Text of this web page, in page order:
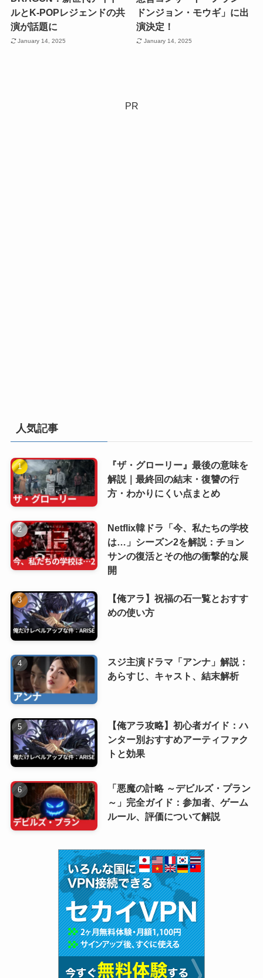
ルとK-POPレジェンドの共
演が話題に
January 14, 2025
ドンジョン・モウギ」に出
演決定！
January 14, 2025
PR
人気記事
『ザ・グローリー』最後の意味を
解説｜最終回の結末・復讐の行
方・わかりにくい点まとめ
Netflix韓ドラ「今、私たちの学校
は…」シーズン2を解説：チョン
サンの復活とその他の衝撃的な展
開
【俺アラ】祝福の石一覧とおすす
めの使い方
スジ主演ドラマ「アンナ」解説：
あらすじ、キャスト、結末解析
【俺アラ攻略】初心者ガイド：ハ
ンター別おすすめアーティファク
トと効果
「悪魔の計略 ～デビルズ・プラン
～」完全ガイド：参加者、ゲーム
ルール、評価について解説